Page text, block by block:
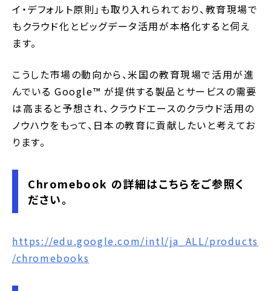
イ・デフォルト原則」も取り入れられており、教育現場で
もクラウド化とビッグデータ活用が本格化すると伺え
ます。
こうした市場の動向から、米国の教育現場で活用が進
んでいる Google™ が提供する製品とサービスの需要
は高まると予想され、クラウドエースのクラウド活用の
ノウハウをもって、日本の教育に貢献したいと考えてお
ります。
Chromebook の詳細はこちらをご参照く
ださい。
https://edu.google.com/intl/ja_ALL/products
/chromebooks